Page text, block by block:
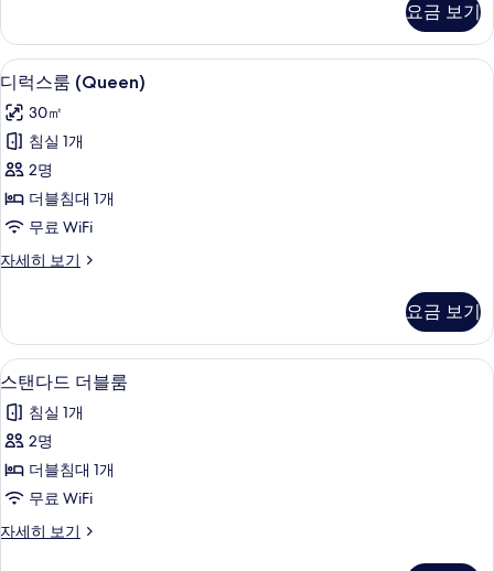
두
보
기
자
세
히
보
기
요금 보기
디
럭
스
룸
(Queen)
사
진
모
보
기
고급 침구, 오리/거위털 이불, 방음 설
7
디럭스룸 (Queen)
30㎡
침실 1개
2명
더블침대 1개
무료 WiFi
자세히 보기
디
(Queen)
자
세
보
기
요금 보기
스
탠
다
드
더
룸
고급 침구, 오리/거위털 이불, 방음 설
17
스탠다드 더블룸
침실 1개
2명
더블침대 1개
무료 WiFi
자세히 보기
스